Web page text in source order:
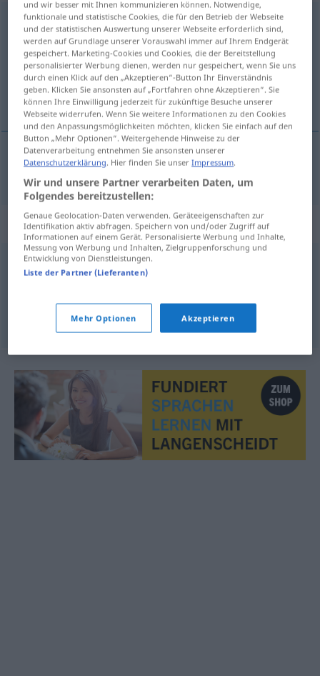
Luftblasef
Übersicht aller Übersetzungen
(Für mehr Details die Übersetzung anklicken/antippen)
vzduchová bublina
vzduchová bublin(k)a Luftblase
Synonyme für "Luftblase"
Brandblase,Blase,Pickel,Pustel
© OpenThesaurus.de
und wir besser mit Ihnen kommunizieren können. Notwendige,
funktionale und statistische Cookies, die für den Betrieb der Webseite
und der statistischen Auswertung unserer Webseite erforderlich sind,
werden auf Grundlage unserer Vorauswahl immer auf Ihrem Endgerät
gespeichert. Marketing-Cookies und Cookies, die der Bereitstellung
personalisierter Werbung dienen, werden nur gespeichert, wenn Sie uns
durch einen Klick auf den „Akzeptieren“-Button Ihr Einverständnis
geben. Klicken Sie ansonsten auf „Fortfahren ohne Akzeptieren“. Sie
können Ihre Einwilligung jederzeit für zukünftige Besuche unserer
Webseite widerrufen. Wenn Sie weitere Informationen zu den Cookies
und den Anpassungsmöglichkeiten möchten, klicken Sie einfach auf den
Button „Mehr Optionen“. Weitergehende Hinweise zu der
Datenverarbeitung entnehmen Sie ansonsten unserer
Datenschutzerklärung. Hier finden Sie unserImpressum.
Wir und unsere Partner verarbeiten Daten, um
Folgendes bereitzustellen:
Genaue Geolocation-Daten verwenden. Geräteeigenschaften zur
Identifikation aktiv abfragen. Speichern von und/oder Zugriff auf
Informationen auf einem Gerät. Personalisierte Werbung und Inhalte,
Messung von Werbung und Inhalten, Zielgruppenforschung und
Entwicklung von Dienstleistungen.
Liste der Partner (Lieferanten)
Mehr Optionen Akzeptieren